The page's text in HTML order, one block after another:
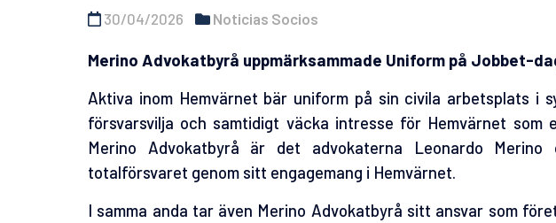
30/04/2026 Noticias Socios
Merino Advokatbyrå uppmärksammade Uniform på Jobbet-
Aktiva inom Hemvärnet bär uniform på sin civila arbetsplats i
försvarsvilja och samtidigt väcka intresse för Hemvärnet som
Merino Advokatbyrå är det advokaterna Leonardo
totalförsvaret genom sitt engagemang i Hemvärnet.
I samma anda tar även Merino Advokatbyrå sitt ansvar som